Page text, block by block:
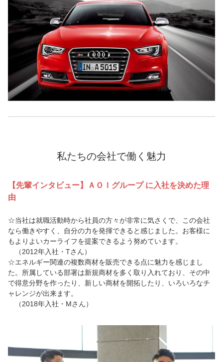
私たちの会社で働く魅力
【先輩インタビュー】ＡＯＩグループ に入社を決めた理
由
☆当社は就職活動時から社員の方々が非常に気さくで、この会社
なら働きやすく、自分の力を発揮できると感じました。お客様に
もよりよいカーライフを提案できるよう努めています。
（2012年入社・Tさん）
☆エネルギー関連の複数商材を販売できる点に魅力を感じまし
た。所属している部署は新規商材を多く取り入れており、その中
で得意分野を作ったり、新しい商材を開拓したり、いろいろなチ
ャレンジが出来ます。
（2018年入社・Mさん）